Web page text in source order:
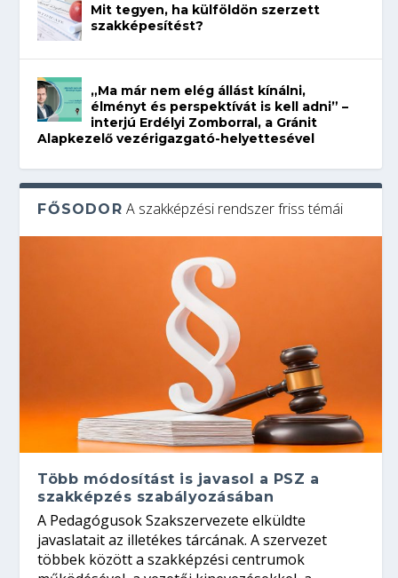
Mit tegyen, ha külföldön szerzett
szakképesítést?
„Ma már nem elég állást kínálni,
élményt és perspektívát is kell adni” –
interjú Erdélyi Zomborral, a Gránit
Alapkezelő vezérigazgató-helyettesével
FŐSODOR A szakképzési rendszer friss témái
Több módosítást is javasol a PSZ a
szakképzés szabályozásában
A Pedagógusok Szakszervezete elküldte
javaslatait az illetékes tárcának. A szervezet
többek között a szakképzési centrumok